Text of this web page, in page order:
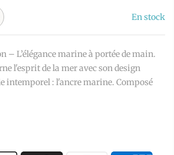
En stock
– L’élégance marine à portée de main.
l'esprit de la mer avec son design
intemporel : l'ancre marine. Composé